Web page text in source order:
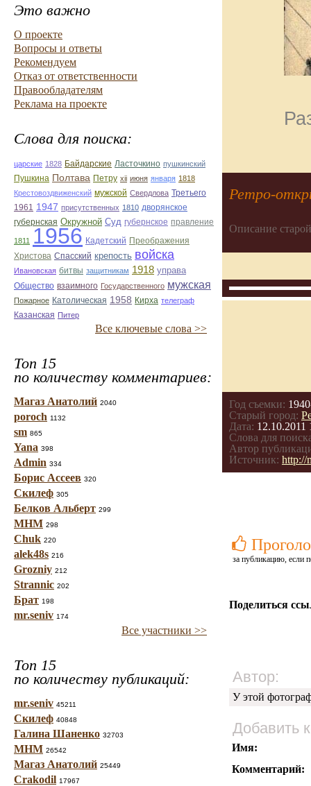
Это важно
О проекте
Вопросы и ответы
Рекомендуем
Отказ от ответственности
Правообладателям
Реклама на проекте
Слова для поиска:
царские 1828 Байдарские Ласточкино пушкинский
Пушкина Полтава Петру xii июня января 1818
Крестовоздвиженский мужской Свердлова Третьего
1961 1947 присутственных 1810 дворянское
губернская Окружной Суд губернское правление
1811 1956 Кадетский Преображения
Христова Спасский крепость войска
Ивановская битвы защитникам 1918 управа
Общество взаимного Государственного мужская
Пожарное Католическая 1958 Кирха телеграф
Казанская Питер
Все ключевые слова >>
Топ 15
по количеству комментариев:
Магаз Анатолий 2040
poroch 1132
sm 865
Yana 398
Admin 334
Борис Ассеев 320
Скилеф 305
Белков Альберт 299
МНМ 298
Chuk 220
alek48s 216
Grozniy 212
Strannic 202
Брат 198
mr.seniv 174
Все участники >>
Топ 15
по количеству публикаций:
mr.seniv 45211
Скилеф 40848
Галина Шаненко 32703
МНМ 26542
Магаз Анатолий 25449
Crakodil 17967
Ретро-
Описание
Год съемки:
Старый город:
Дата: 12.10.2011
Слова для
Автор
Источник: http://
за публикацию, если
Поделиться
Автор:
У этой
Добавить
Имя:
Комментарий: